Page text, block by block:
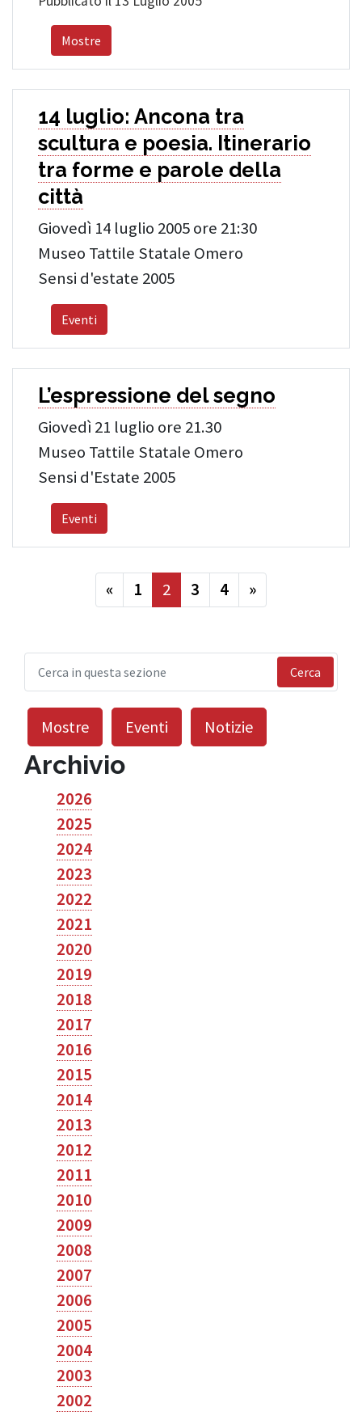
Mostre
14 luglio: Ancona tra
scultura e poesia. Itinerario
tra forme e parole della
città
Giovedì 14 luglio 2005 ore 21:30
Museo Tattile Statale Omero
Sensi d'estate 2005
Eventi
L’espressione del segno
Giovedì 21 luglio ore 21.30
Museo Tattile Statale Omero
Sensi d'Estate 2005
Eventi
precedente
« 1 2 3 4 successiva
»
Cerca
Mostre Eventi Notizie
Archivio
2026
2025
2024
2023
2022
2021
2020
2019
2018
2017
2016
2015
2014
2013
2012
2011
2010
2009
2008
2007
2006
2005
2004
2003
2002